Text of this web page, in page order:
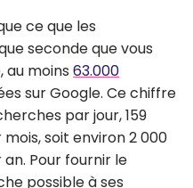
ce que les
seconde que vous
au moins 63.000
sur Google. Ce chiffre
par jour, 159
soit environ 2 000
Pour fournir le
possible à ses